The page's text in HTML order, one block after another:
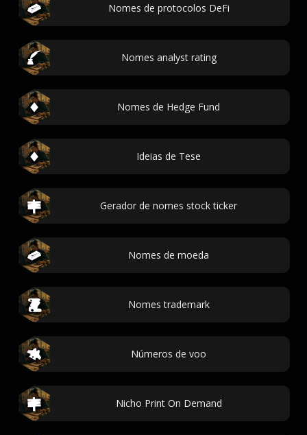
Nomes de protocolos DeFi
Nomes analyst rating
Nomes de Hedge Fund
Ideias de Tese
Gerador de nomes stock ticker
Nomes de moeda
Nomes trademark
Números de voo
Nicho Print On Demand